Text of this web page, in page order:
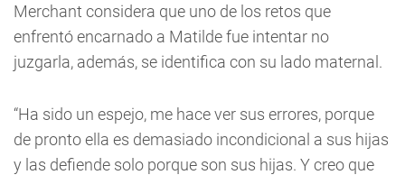
Merchant considera que uno de los retos que
enfrentó encarnado a Matilde fue intentar no
juzgarla, además, se identifica con su lado maternal.
“Ha sido un espejo, me hace ver sus errores, porque
de pronto ella es demasiado incondicional a sus hijas
y las defiende solo porque son sus hijas. Y creo que